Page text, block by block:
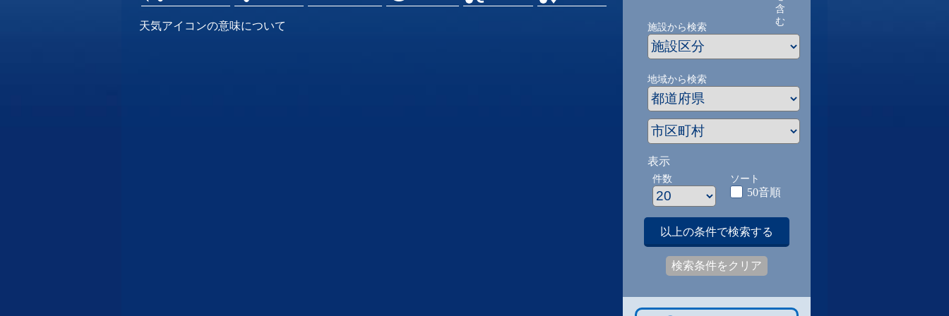
天気アイコンの意味について
含
む
施設から検索
地域から検索
表示
件数 ソート
50音順
以上の条件で検索する
検索条件をクリア